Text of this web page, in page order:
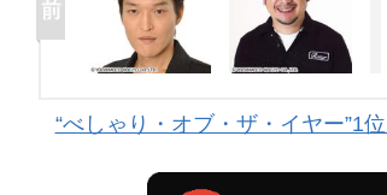
“べしゃり・オブ・ザ・イヤー”1